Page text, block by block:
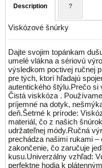
Description ?
Viskózové šnúrky
Dajte svojim topánkam
umelé vlákna a sériovú
výsledkom poctivej ručnej
pre tých, ktorí hľadajú
autentického štýlu.Prečo
Čistá viskkóza .
príjemné na dotyk,
deň.Šetrné k prírode:
materiál, čo z našich
udržateľnej módy.Ručná
prechádza našimi rukami
zakončenie, čo zaručuje
kusu.Univerzálny vzhľad:
perfektne hodia k